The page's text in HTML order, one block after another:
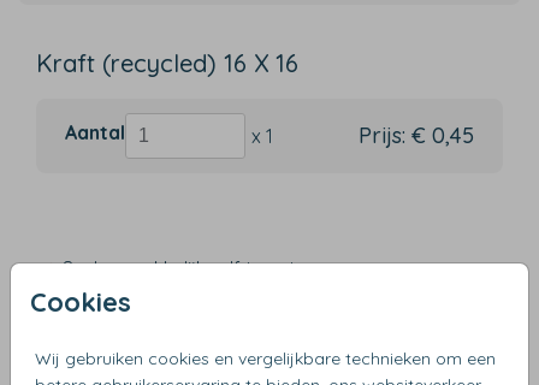
Cookies
Wij gebruiken cookies en vergelijkbare technieken om een
Kraft (recycled) 16 X 16
Aantal x 1 Prijs: € 0,45
Snel en makkelijk zelf te ontwerpen
Verzending binnen 3 werkdagen